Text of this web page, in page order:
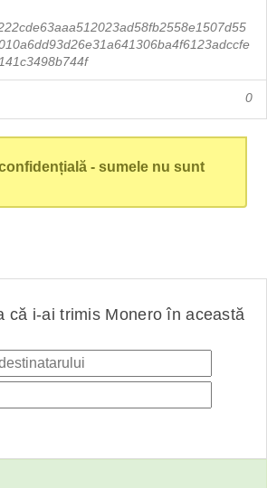
0
- sumele nu sunt
că i-ai trimis Monero în această